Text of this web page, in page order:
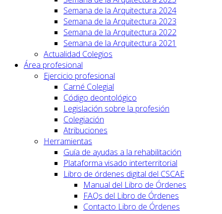
Semana de la Arquitectura 2024
Semana de la Arquitectura 2023
Semana de la Arquitectura 2022
Semana de la Arquitectura 2021
Actualidad Colegios
Área profesional
Ejercicio profesional
Carné Colegial
Código deontológico
Legislación sobre la profesión
Colegiación
Atribuciones
Herramientas
Guía de ayudas a la rehabilitación
Plataforma visado interterritorial
Libro de órdenes digital del CSCAE
Manual del Libro de Órdenes
FAQs del Libro de Órdenes
Contacto Libro de Órdenes